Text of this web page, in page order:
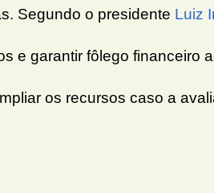
Segundo o presidente Luiz
e garantir fôlego financeiro
os recursos caso a